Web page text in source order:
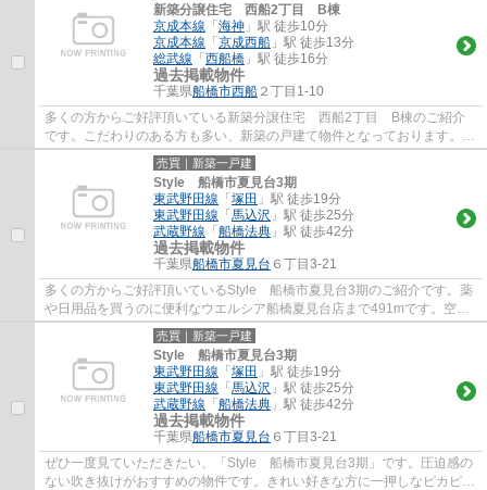
新築分譲住宅 西船2丁目 B棟
京成本線 「 海神 」駅 徒歩10分
京成本線 「 京成西船 」駅 徒歩13分
総武線 「 西船橋 」駅 徒歩16分
過去掲載物件
千葉県船橋市西船 ２丁目1-10
多くの方からご好評頂いている新築分譲住宅 西船2丁目 B棟のご紹介
です。こだわりのある方も多い、新築の戸建て物件となっております。駅
から徒歩10分圏内の物件です。きれい好きな...
売買｜新築一戸建
Style 船橋市夏見台3期
東武野田線 「 塚田 」駅 徒歩19分
東武野田線 「 馬込沢 」駅 徒歩25分
武蔵野線 「 船橋法典 」駅 徒歩42分
過去掲載物件
千葉県船橋市夏見台 ６丁目3-21
多くの方からご好評頂いているStyle 船橋市夏見台3期のご紹介です。薬
や日用品を買うのに便利なウエルシア船橋夏見台店まで491mです。空間
を有効的に使え、高さが映える吹抜けのある...
売買｜新築一戸建
Style 船橋市夏見台3期
東武野田線 「 塚田 」駅 徒歩19分
東武野田線 「 馬込沢 」駅 徒歩25分
武蔵野線 「 船橋法典 」駅 徒歩42分
過去掲載物件
千葉県船橋市夏見台 ６丁目3-21
ぜひ一度見ていただきたい、「Style 船橋市夏見台3期」です。圧迫感の
ない吹き抜けがおすすめの物件です。きれい好きな方に一押しなピカピカ